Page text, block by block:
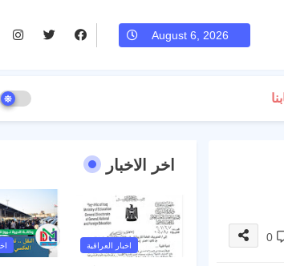
August 6, 2026
0
اخر الاخبار
اخبار العراقية